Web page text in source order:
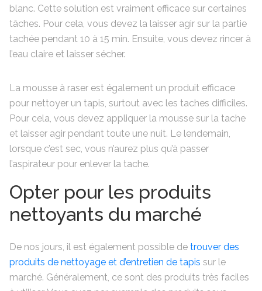
blanc. Cette solution est vraiment efficace sur certaines
tâches. Pour cela, vous devez la laisser agir sur la partie
tachée pendant 10 à 15 min. Ensuite, vous devez rincer à
l’eau claire et laisser sécher.
La mousse à raser est également un produit efficace
pour nettoyer un tapis, surtout avec les taches difficiles.
Pour cela, vous devez appliquer la mousse sur la tache
et laisser agir pendant toute une nuit. Le lendemain,
lorsque c’est sec, vous n’aurez plus qu’à passer
l’aspirateur pour enlever la tache.
Opter pour les produits
nettoyants du marché
De nos jours, il est également possible de trouver des
produits de nettoyage et d’entretien de tapis sur le
marché. Généralement, ce sont des produits très faciles